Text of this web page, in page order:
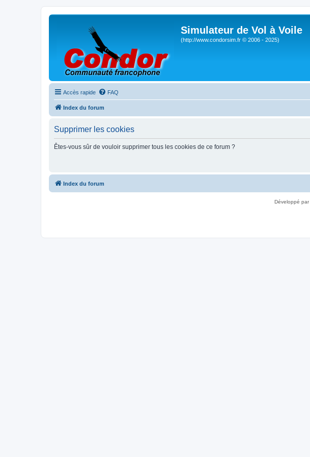
Simulateur de Vol à Voile
(http://www.condorsim.fr © 2006 - 2025)
Accès rapide FAQ
Index du forum
Supprimer les cookies
Êtes-vous sûr de vouloir supprimer tous les cookies de ce forum ?
Index du forum
Développé par